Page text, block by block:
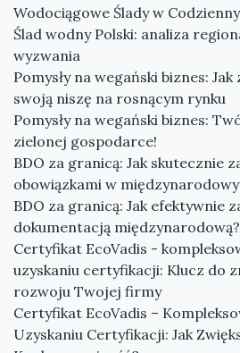
Wodociągowe Ślady w
Ślad wodny Polski: analiza
wyzwania
Pomysły na wegański biznes:
swoją niszę na rosnącym rynku
Pomysły na wegański biznes:
zielonej gospodarce!
BDO za granicą: Jak skutecznie
obowiązkami w
BDO za granicą: Jak efektywnie
dokumentacją międzynarodową?
Certyfikat EcoVadis -
uzyskaniu certyfikacji: Klucz do
rozwoju Twojej firmy
Certyfikat EcoVadis –
Uzyskaniu Certyfikacji: Jak